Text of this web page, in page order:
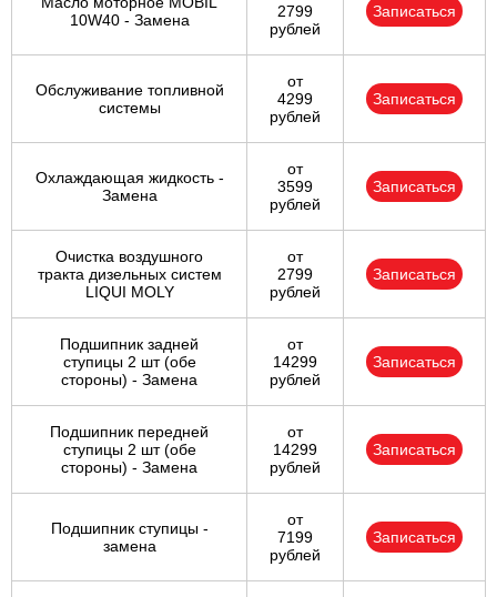
10W40 - Замена
2799
рублей
Записаться
Обслуживание топливной
системы
от
4299
рублей
Записаться
Охлаждающая жидкость -
Замена
от
3599
рублей
Записаться
Очистка воздушного
тракта дизельных систем
LIQUI MOLY
от
2799
рублей
Записаться
Подшипник задней
ступицы 2 шт (обе
стороны) - Замена
от
14299
рублей
Записаться
Подшипник передней
ступицы 2 шт (обе
стороны) - Замена
от
14299
рублей
Записаться
Подшипник ступицы -
замена
от
7199
рублей
Записаться